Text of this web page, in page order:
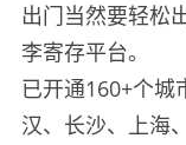
出门当然要轻松
李寄存平台。
已开通160+个城
汉、长沙、上海